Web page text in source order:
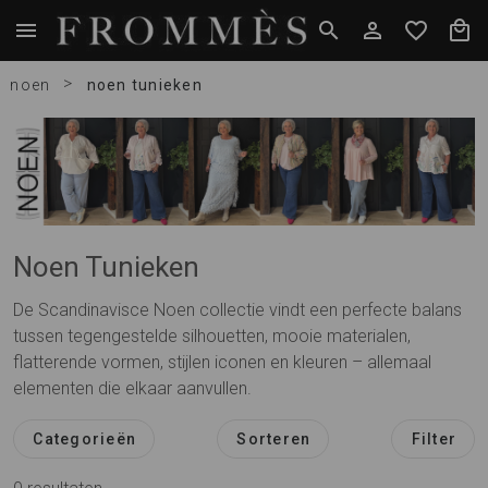
noen > noen tunieken
Noen Tunieken
De Scandinavisce Noen collectie vindt een perfecte balans
tussen tegengestelde silhouetten, mooie materialen,
flatterende vormen, stijlen iconen en kleuren – allemaal
elementen die elkaar aanvullen.
Categorieën Sorteren Filter